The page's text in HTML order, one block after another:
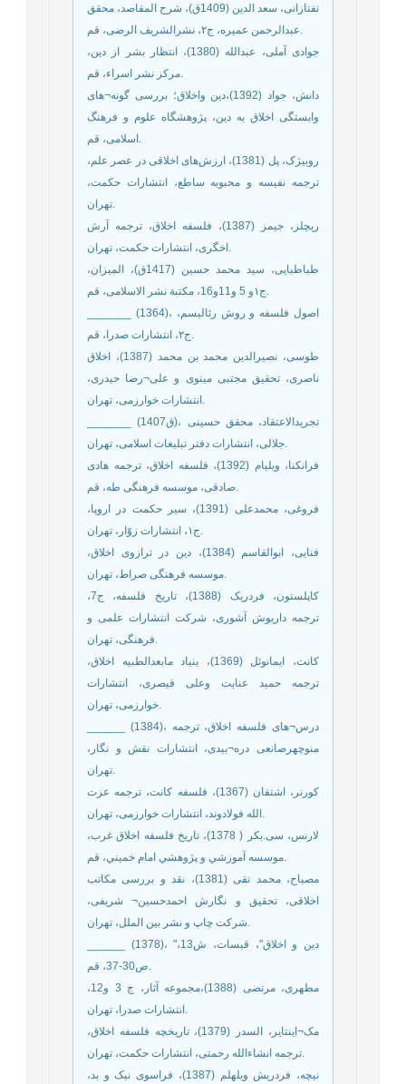
تفتازانی، سعد الدين (1409ق)، شرح المقاصد، محقق
عبدالرحمن عمیره، ج٢، نشرالشریف الرضی، قم.
جوادی آملی، عبدالله (1380)، انتظار بشر از دین،
مرکز نشر اسراء، قم.
دانش، جواد (1392)،دین واخلاق؛ بررسی گونه¬های
وابستگی اخلاق به دین، پژوهشگاه علوم و فرهنگ
اسلامی، قم.
روبیژک، پل (1381)، ارزش‌های اخلاقی در عصر علم،
ترجمه نفیسه و محبوبه ساطع، انتشارات حکمت،
تهران.
ریچلز، جیمز (1387)، فلسفه اخلاق، ترجمه آرش
اخگری، انتشارات حکمت، تهران.
طباطبایی، سید محمد حسین (1417ق)، المیزان،
ج١و 5 و11و16، مکتبة نشر الاسلامی، قم.
_______ (1364)، اصول فلسفه و روش رئالیسم،
ج٢، انتشارات صدرا، قم.
طوسی، نصیرالدین محمد بن محمد (1387)، اخلاق
ناصری، تحقیق مجتبی مینوی و علی¬رضا حیدری،
انتشارات خوارزمی، تهران.
_______ (1407ق)، تجریدالاعتقاد، محقق حسينى
جلالى، انتشارات دفتر تبليغات اسلامى، تهران.
فرانکنا، ویلیام (1392)، فلسفه اخلاق، ترجمه هادی
صادقی، موسسه فرهنگی طه، قم.
فروغی، محمدعلی (1391)، سیر حکمت در اروپا،
ج١، انتشارات زوّار، تهران.
فنایی، ابوالقاسم (1384)، دین در ترازوی اخلاق،
موسسه فرهنگی صراط، تهران.
کاپلستون، فردریک (1388)، تاریخ فلسفه، ج7،
ترجمه داریوش آشوری، شرکت انتشارات علمی و
فرهنگی، تهران.
کانت، ایمانوئل (1369)، بنیاد مابعدالطبیه اخلاق،
ترجمه حمید عنایت وعلی قیصری، انتشارات
خوارزمی، تهران.
______ (1384)، درس¬های فلسفه اخلاق، ترجمه
منوچهرصانعی دره¬بیدی، انتشارات نقش و نگار،
تهران.
کورنر، اشتفان (1367)، فلسفه کانت، ترجمه عزت
الله فولادوند، انتشارات خوارزمی، تهران.
لارنس، سی.بکر ( 1378)، تاریخ فلسفه اخلاق غرب،
موسسه آموزشي و پژوهشي امام خميني، قم.
مصباح، محمد تقی (1381)، نقد و بررسی مکاتب
اخلاقی، تحقیق و نگارش احمدحسین¬ شریفی،
شرکت چاپ و نشر بین الملل، تهران.
______ (1378)، "دین و اخلاق"، قبسات، ش13،
ص30-37، قم.
مطهری، مرتضی (1388)،مجموعه آثار، ج 3 و12،
انتشارات صدرا، تهران.
مک¬اینتایر، السدر (1379)، تاریخچه فلسفه اخلاق،
ترجمه انشاءالله رحمتی، انتشارات حکمت، تهران.
نیچه، فردریش ویلهلم (1387)، فراسوی نیک و بد،